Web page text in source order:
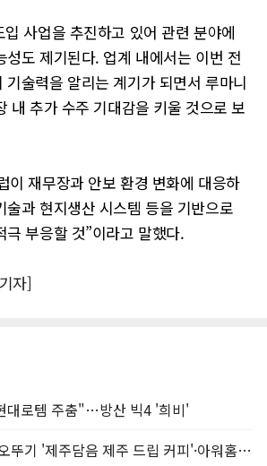
사업을 추진하고 있어 관련 분야에
성도 제기된다. 업계 내에서는 이번 전
기술력을 알리는 계기가 되면서 루마니
내 추가 수주 기대감을 키울 것으로 보
이 재무장과 안보 환경 변화에 대응하
술과 현지생산 시스템 등을 기반으로
극 부응할 것”이라고 말했다.
자]
대로템 주춤"…방산 빅4 '희비'
[오늘의 언박싱] 오뚜기 '제주담음 제주 드립 커피'·아워홈 ‘갓석박지’ 外